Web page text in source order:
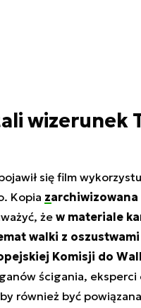
wizerunek
się film
Kopia zarchiwizowana
że w materiale
walki z
Komisji do
ścigania,
również być